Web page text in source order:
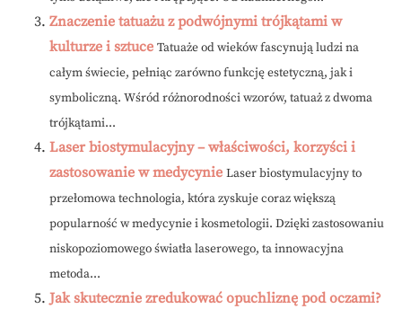
Znaczenie tatuażu z podwójnymi trójkątami w
kulturze i sztuce Tatuaże od wieków fascynują ludzi na
całym świecie, pełniąc zarówno funkcję estetyczną, jak i
symboliczną. Wśród różnorodności wzorów, tatuaż z dwoma
trójkątami...
Laser biostymulacyjny – właściwości, korzyści i
zastosowanie w medycynie Laser biostymulacyjny to
przełomowa technologia, która zyskuje coraz większą
popularność w medycynie i kosmetologii. Dzięki zastosowaniu
niskopoziomowego światła laserowego, ta innowacyjna
metoda...
Jak skutecznie zredukować opuchliznę pod oczami?